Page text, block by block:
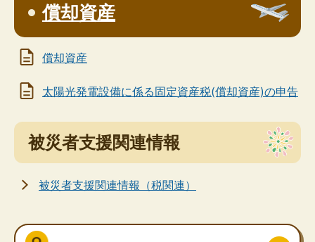
償却資産
償却資産
太陽光発電設備に係る固定資産税(償却資産)の申告
被災者支援関連情報
被災者支援関連情報（税関連）